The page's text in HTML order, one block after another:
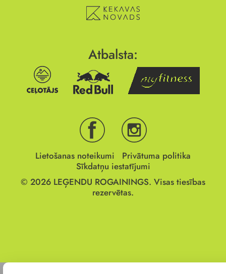
Atbalsta:
Lietošanas noteikumi
Privātuma politika
Sīkdatņu iestatījumi
© 2026 LEĢENDU ROGAININGS. Visas tiesības
rezervētas.